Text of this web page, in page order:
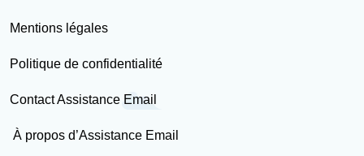
Mentions légales
Politique de confidentialité
Contact Assistance Email
À propos d’Assistance Email